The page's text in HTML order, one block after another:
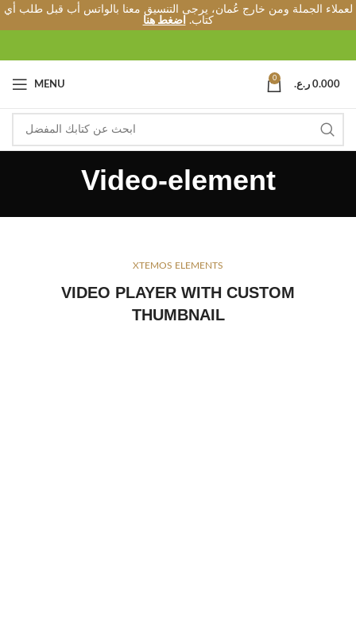
لعملاء الجملة ومن خارج عُمان، يرجى التنسيق معنا بالواتس أب قبل طلب أي
كتاب.
اضغط هنا
MENU
0
0.000 ر.ع.
Video-element
XTEMOS ELEMENTS
VIDEO PLAYER WITH CUSTOM
THUMBNAIL